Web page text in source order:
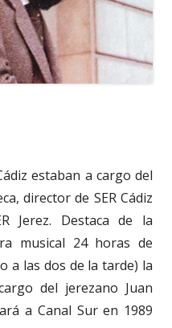
estaban a cargo del
director de SER Cádiz
Jerez. Destaca de la
musical 24 horas de
a las dos de la tarde) la
del jerezano Juan
a Canal Sur en 1989